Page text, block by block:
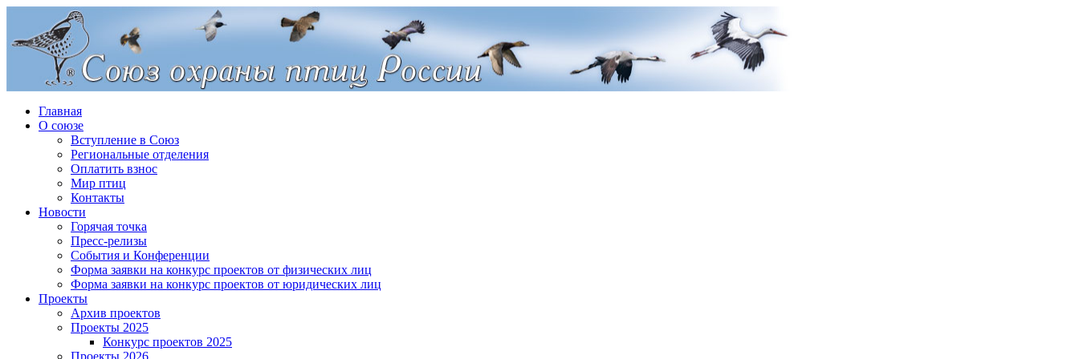
Главная
О союзе
Вступление в Союз
Региональные отделения
Оплатить взнос
Мир птиц
Контакты
Новости
Горячая точка
Пресс-релизы
События и Конференции
Форма заявки на конкурс проектов от физических лиц
Форма заявки на конкурс проектов от юридических лиц
Проекты
Архив проектов
Проекты 2025
Конкурс проектов 2025
Проекты 2026